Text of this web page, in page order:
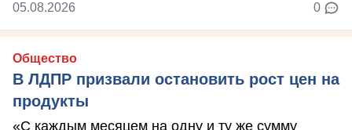
05.08.2026 0
Общество
В ЛДПР призвали остановить рост цен на
продукты
«С каждым месяцем на одну и ту же сумму